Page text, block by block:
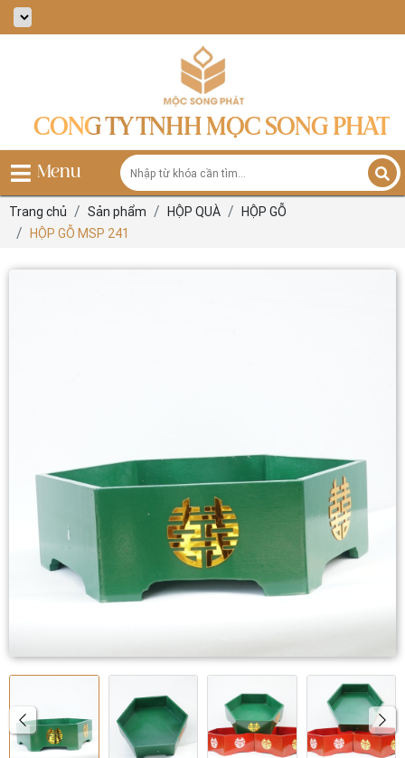
CÔNG TY TNHH MỘC SONG PHÁT
Menu
Trang chủ Sản phẩm HỘP QUÀ
HỘP GỖ
HỘP GỖ MSP 241